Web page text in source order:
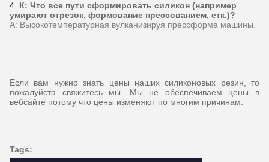
4. К: Что все пути сформировать силикон (например
умирают отрезок, формование прессованием, етк.)?
А: Высокотемпературная вулканизируя прессформа машины.
Если вам нужно знать цены наших силиконовых резин, то
пожалуйста свяжитесь мы. Мы не обеспечиваем цены в
вебсайте потому что цены изменяют по многим причинам.
Tags: